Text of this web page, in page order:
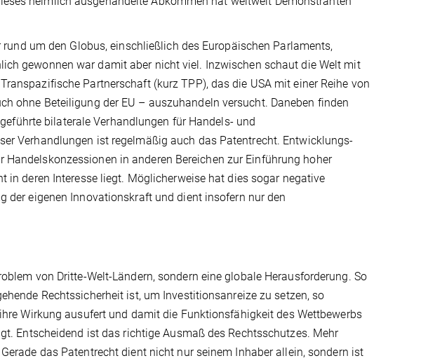
um den Globus, einschließlich des Europäischen Parlaments,
gewonnen war damit aber nicht viel. Inzwischen schaut die Welt mit
Partnerschaft (kurz TPP), das die USA mit einer Reihe von
ohne Beteiligung der EU – auszuhandeln versucht. Daneben finden
bilaterale Verhandlungen für Handels- und
Verhandlungen ist regelmäßig auch das Patentrecht. Entwicklungs-
in anderen Bereichen zur Einführung hoher
in deren Interesse liegt. Möglicherweise hat dies sogar negative
der eigenen Innovationskraft und dient insofern nur den
von Dritte-Welt-Ländern, sondern eine globale Herausforderung. So
Rechtssicherheit ist, um Investitionsanreize zu setzen, so
Wirkung ausufert und damit die Funktionsfähigkeit des Wettbewerbs
Entscheidend ist das richtige Ausmaß des Rechtsschutzes. Mehr
das Patentrecht dient nicht nur seinem Inhaber allein, sondern ist